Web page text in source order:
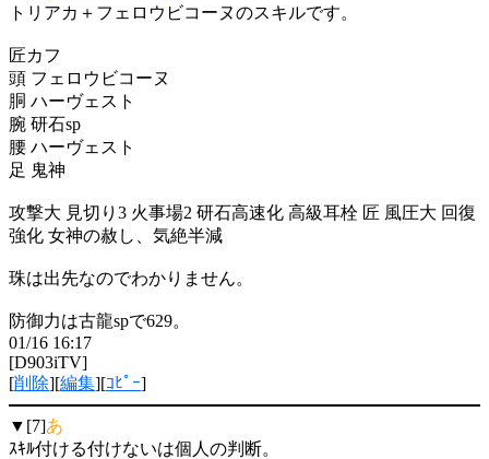
トリアカ＋フェロウビコーヌのスキルです。
匠カフ
頭 フェロウビコーヌ
胴 ハーヴェスト
腕 研石sp
腰 ハーヴェスト
足 鬼神
攻撃大 見切り3 火事場2 研石高速化 高級耳栓 匠 風圧大 回復
強化 女神の赦し、気絶半減
珠は出先なのでわかりません。
防御力は古龍spで629。
01/16 16:17
[D903iTV]
[削除][編集][ｺﾋﾟｰ]
▼[7]あ
ｽｷﾙ付ける付けないは個人の判断。